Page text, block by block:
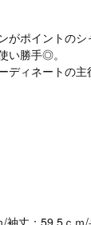
ポイントのシ
い勝手◎。
ディネートの
袖丈：59.5ｃｍ